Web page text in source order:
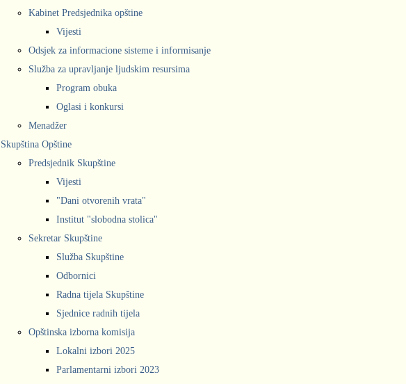
Kabinet Predsjednika opštine
Vijesti
Odsjek za informacione sisteme i informisanje
Služba za upravljanje ljudskim resursima
Program obuka
Oglasi i konkursi
Menadžer
Skupština Opštine
Predsjednik Skupštine
Vijesti
"Dani otvorenih vrata"
Institut "slobodna stolica"
Sekretar Skupštine
Služba Skupštine
Odbornici
Radna tijela Skupštine
Sjednice radnih tijela
Opštinska izborna komisija
Lokalni izbori 2025
Parlamentarni izbori 2023